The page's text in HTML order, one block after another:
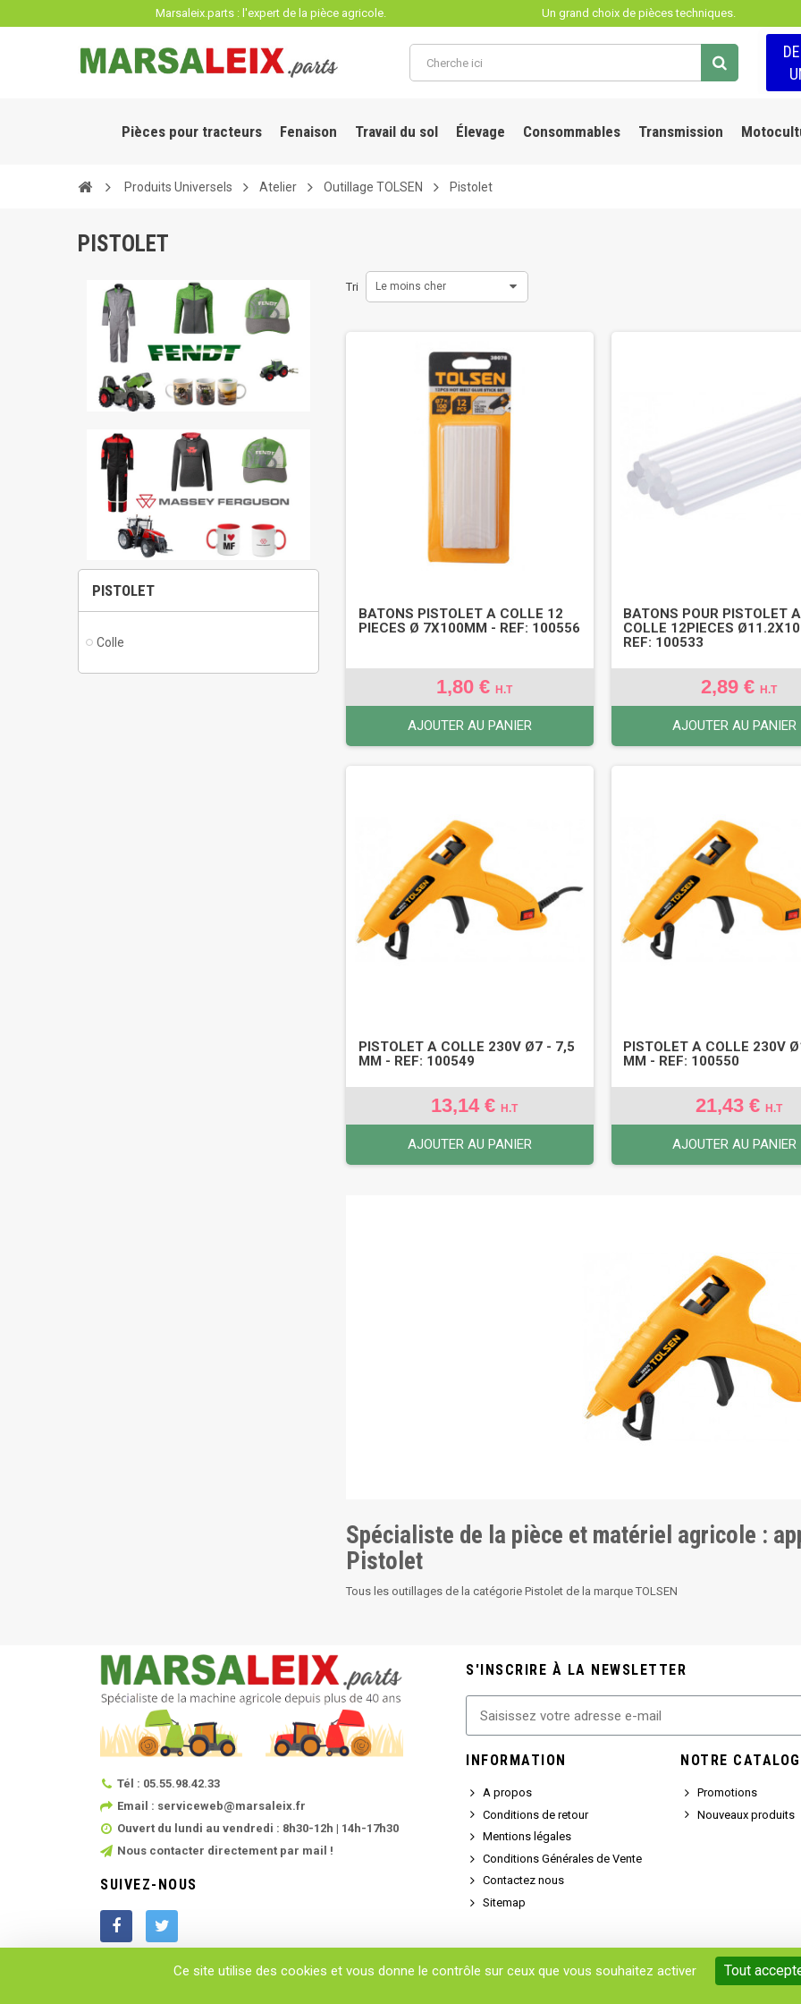
Marsaleix.parts : l'expert de la pièce agricole. Un grand choix de pièces techniques.
Pièces pour tracteurs Fenaison Travail du sol Élevage Consommables Transmission
Produits Universels Atelier Outillage TOLSEN Pistolet
PISTOLET
PISTOLET
Colle
Tri Le moins cher
BATONS PISTOLET A COLLE 12
PIECES Ø 7X100MM - REF: 100556
1,80 € H.T
AJOUTER AU PANIER
BATONS POUR PISTOLET A
COLLE 12PIECES
REF: 100533
2,89 €H.T
AJOUTER AU PANIER
PISTOLET A COLLE 230V Ø7 - 7,5
MM - REF: 100549
13,14 € H.T
AJOUTER AU PANIER
PISTOLET A COLLE 230V
MM - REF: 100550
21,43 €H.T
AJOUTER AU PANIER
Spécialiste de la pièce et matériel agricole :
Pistolet
Tous les outillages de la catégorie Pistolet de la marque TOLSEN
Tél : 05.55.98.42.33
Email : serviceweb@marsaleix.fr
Ouvert du lundi au vendredi : 8h30-12h | 14h-17h30
Nous contacter directement par mail !
SUIVEZ-NOUS
S'INSCRIRE À LA NEWSLETTER
INFORMATION
A propos
Conditions de retour
Mentions légales
Conditions Générales de Vente
Contactez nous
Sitemap
NOTRE
Promotions
Nouveaux produits
Panneau de gestion des cookies
Ce site utilise des cookies et vous donne le contrôle sur ceux que vous souhaitez activer Tout